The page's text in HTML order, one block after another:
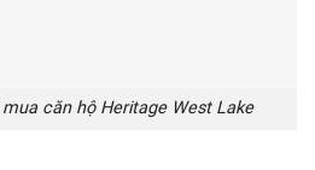
căn hộ Heritage West Lake